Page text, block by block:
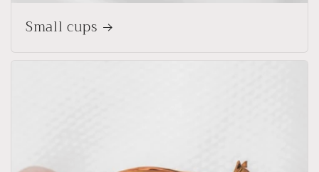
Small cups